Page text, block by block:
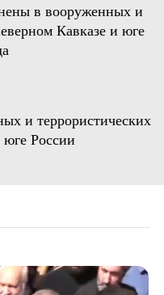
в вооруженных и
Кавказе и юге
и террористических
России